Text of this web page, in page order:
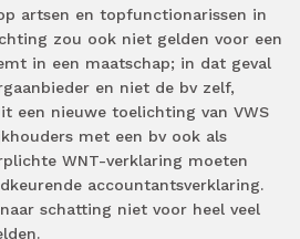
artsen en topfunctionarissen in
zou ook niet gelden voor een
in een maatschap; in dat geval
en niet de bv zelf,
een nieuwe toelichting van VWS
met een bv ook als
WNT-verklaring moeten
accountantsverklaring.
schatting niet voor heel veel